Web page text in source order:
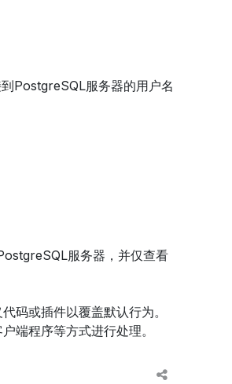
PostgreSQL服务器的用户名
服务器，并仅查看
码或插件以覆盖默认行为。
端程序等方式进行处理。